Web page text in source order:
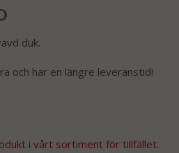
duk.
och har en längre leveranstid!
i vårt sortiment för tillfället.